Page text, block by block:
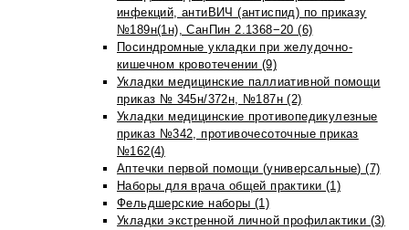
инфекций, антиВИЧ (антиспид) по приказу
№189н(1н), СанПин 2.1368−20 (6)
Посиндромные укладки при желудочно-
кишечном кровотечении (9)
Укладки медицинские паллиативной помощи
приказ № 345н/372н, №187н (2)
Укладки медицинские противопедикулезные
приказ №342, противочесоточные приказ
№162(4)
Аптечки первой помощи (универсальные) (7)
Наборы для врача общей практики (1)
Фельдшерские наборы (1)
Укладки экстренной личной профилактики (3)